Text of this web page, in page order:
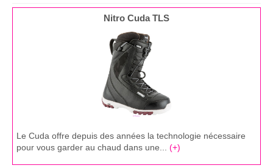
Nitro Cuda TLS
Le Cuda offre depuis des années la technologie nécessaire
pour vous garder au chaud dans une... (+)